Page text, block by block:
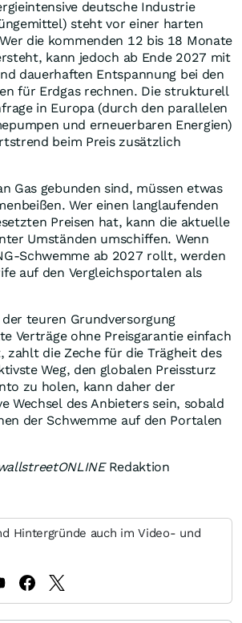
deutsche Industrie
steht vor einer harten
die kommenden 12 bis 18 Monate
kann jedoch ab Ende 2027 mit
dauerhaften Entspannung bei den
für Erdgas rechnen. Die strukturell
in Europa (durch den parallelen
und erneuerbaren Energien)
beim Preis zusätzlich
Gas gebunden sind, müssen etwas
Wer einen langlaufenden
Preisen hat, kann die aktuelle
Umständen umschiffen. Wenn
Schwemme ab 2027 rollt, werden
auf den Vergleichsportalen als
teuren Grundversorgung
Verträge ohne Preisgarantie einfach
zahlt die Zeche für die Trägheit des
Weg, den globalen Preissturz
zu holen, kann daher der
Wechsel des Anbieters sein, sobald
der Schwemme auf den Portalen
Redaktion
Hintergründe auch im Video- und